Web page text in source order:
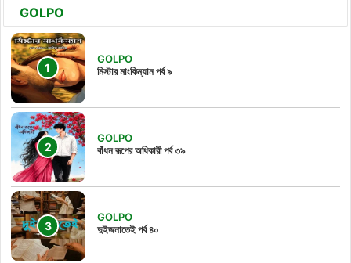
GOLPO
GOLPO
মিস্টার মাংকিম্যান পর্ব ৯
GOLPO
বাঁধন রূপের অধিকারী পর্ব ৩৯
GOLPO
দুইজনাতেই পর্ব ৪০